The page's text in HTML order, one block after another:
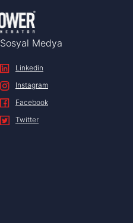
Sosyal Medya
Linkedin
Instagram
Facebook
Twitter